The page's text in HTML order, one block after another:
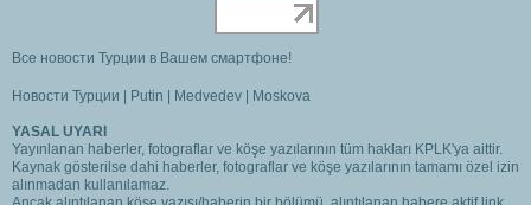
Все новости Турции в Вашем смартфоне!
Новости Турции Putin Medvedev Moskova
YASAL UYARI
Yayınlanan haberler, fotograflar ve köşe yazılarının tüm hakları KPLK'ya aittir.
Kaynak gösterilse dahi haberler, fotograflar ve köşe yazılarının tamamı özel izin
alınmadan kullanılamaz.